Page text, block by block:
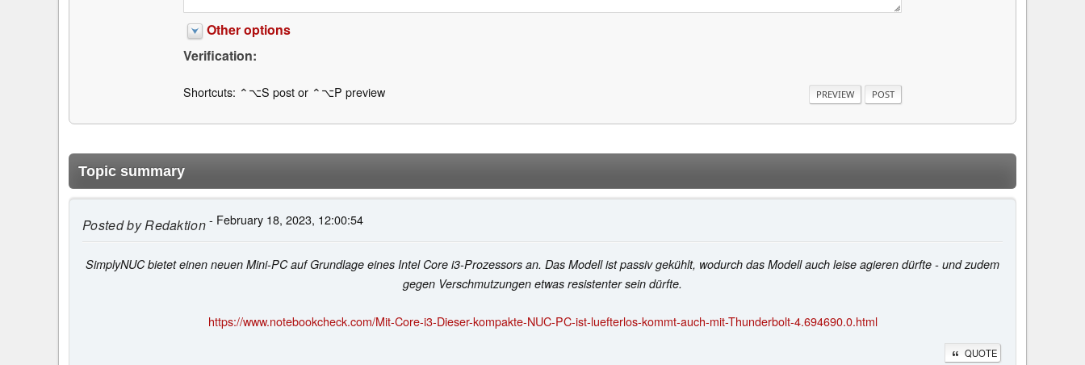
Other options
Verification:
Shortcuts: ⌃⌥S post or ⌃⌥P preview
Topic summary
Posted byRedaktion- February 18, 2023, 12:00:54
SimplyNUC bietet einen neuen Mini-PC auf Grundlage eines Intel Core i3-Prozessors an. Das Modell ist passiv gekühlt, wodurch das Modell auch leise agieren dürfte - und zudem
gegen Verschmutzungen etwas resistenter sein dürfte.
https://www.notebookcheck.com/Mit-Core-i3-Dieser-kompakte-NUC-PC-ist-luefterlos-kommt-auch-mit-Thunderbolt-4.694690.0.html
QUOTE